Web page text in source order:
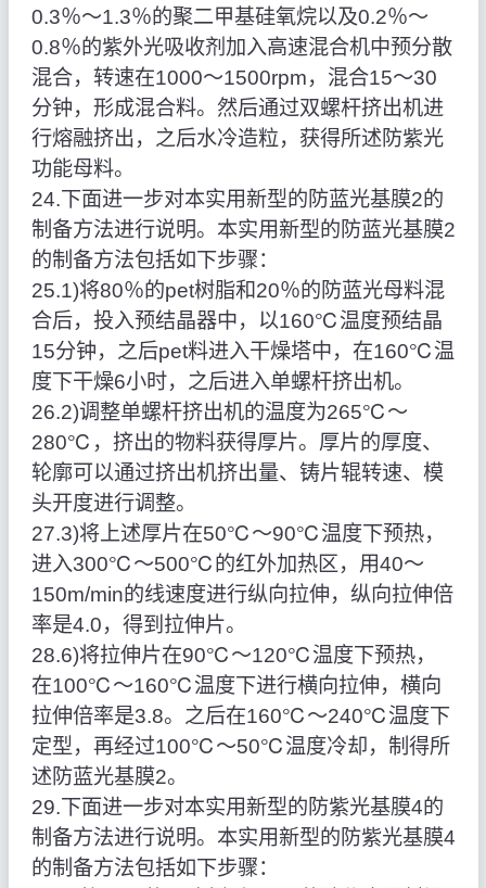
0.3％～1.3％的聚二甲基硅氧烷以及0.2％～
0.8％的紫外光吸收剂加入高速混合机中预分散
混合，转速在1000～1500rpm，混合15～30
分钟，形成混合料。然后通过双螺杆挤出机进
行熔融挤出，之后水冷造粒，获得所述防紫光
功能母料。
24.下面进一步对本实用新型的防蓝光基膜2的
制备方法进行说明。本实用新型的防蓝光基膜2
的制备方法包括如下步骤：
25.1)将80％的pet树脂和20％的防蓝光母料混
合后，投入预结晶器中，以160℃温度预结晶
15分钟，之后pet料进入干燥塔中，在160℃温
度下干燥6小时，之后进入单螺杆挤出机。
26.2)调整单螺杆挤出机的温度为265℃～
280℃，挤出的物料获得厚片。厚片的厚度、
轮廓可以通过挤出机挤出量、铸片辊转速、模
头开度进行调整。
27.3)将上述厚片在50℃～90℃温度下预热，
进入300℃～500℃的红外加热区，用40～
150m/min的线速度进行纵向拉伸，纵向拉伸倍
率是4.0，得到拉伸片。
28.6)将拉伸片在90℃～120℃温度下预热，
在100℃～160℃温度下进行横向拉伸，横向
拉伸倍率是3.8。之后在160℃～240℃温度下
定型，再经过100℃～50℃温度冷却，制得所
述防蓝光基膜2。
29.下面进一步对本实用新型的防紫光基膜4的
制备方法进行说明。本实用新型的防紫光基膜4
的制备方法包括如下步骤：